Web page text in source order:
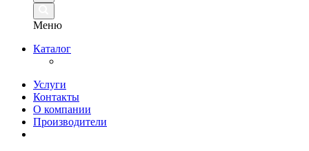
Меню
Каталог
Услуги
Контакты
О компании
Производители